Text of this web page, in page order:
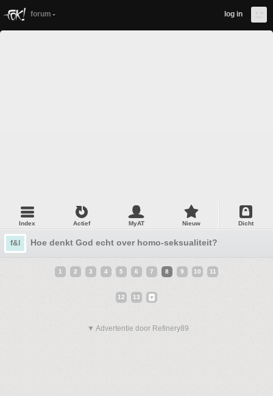
forum log in
Index Actief MyAT Nieuw Dicht
f&l Hoe denkt God echt over homo-seksualiteit?
1 2 3 4 5 6 7 8 9 10 11
12 13
▼ Advertentie door Refinery89